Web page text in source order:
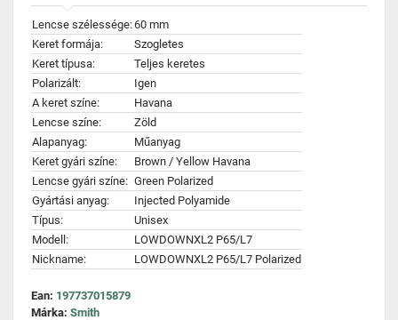
Lencse szélessége:60 mm
Keret formája:
Szogletes
Keret típusa:
Teljes keretes
Polarizált:
Igen
A keret színe:
Havana
Lencse színe:
Zöld
Alapanyag:
Műanyag
Keret gyári színe:
Brown / Yellow Havana
Lencse gyári színe: Green Polarized
Gyártási anyag:
Injected Polyamide
Típus:
Unisex
Modell:
LOWDOWNXL2 P65/L7
Nickname:
LOWDOWNXL2 P65/L7 Polarized
Ean: 197737015879
Márka: Smith